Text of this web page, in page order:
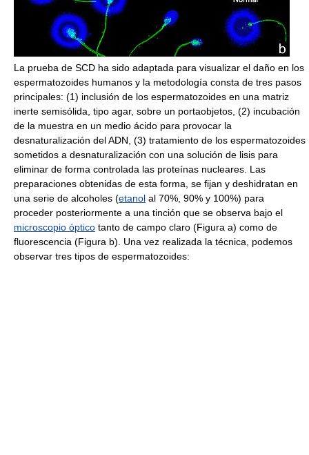
La prueba de SCD ha sido adaptada para visualizar el daño en los
espermatozoides humanos y la metodología consta de tres pasos
principales: (1) inclusión de los espermatozoides en una matriz
inerte semisólida, tipo agar, sobre un portaobjetos, (2) incubación
de la muestra en un medio ácido para provocar la
desnaturalización del ADN, (3) tratamiento de los espermatozoides
sometidos a desnaturalización con una solución de lisis para
eliminar de forma controlada las proteínas nucleares. Las
preparaciones obtenidas de esta forma, se fijan y deshidratan en
una serie de alcoholes (etanol al 70%, 90% y 100%) para
proceder posteriormente a una tinción que se observa bajo el
microscopio óptico tanto de campo claro (Figura a) como de
fluorescencia (Figura b). Una vez realizada la técnica, podemos
observar tres tipos de espermatozoides: